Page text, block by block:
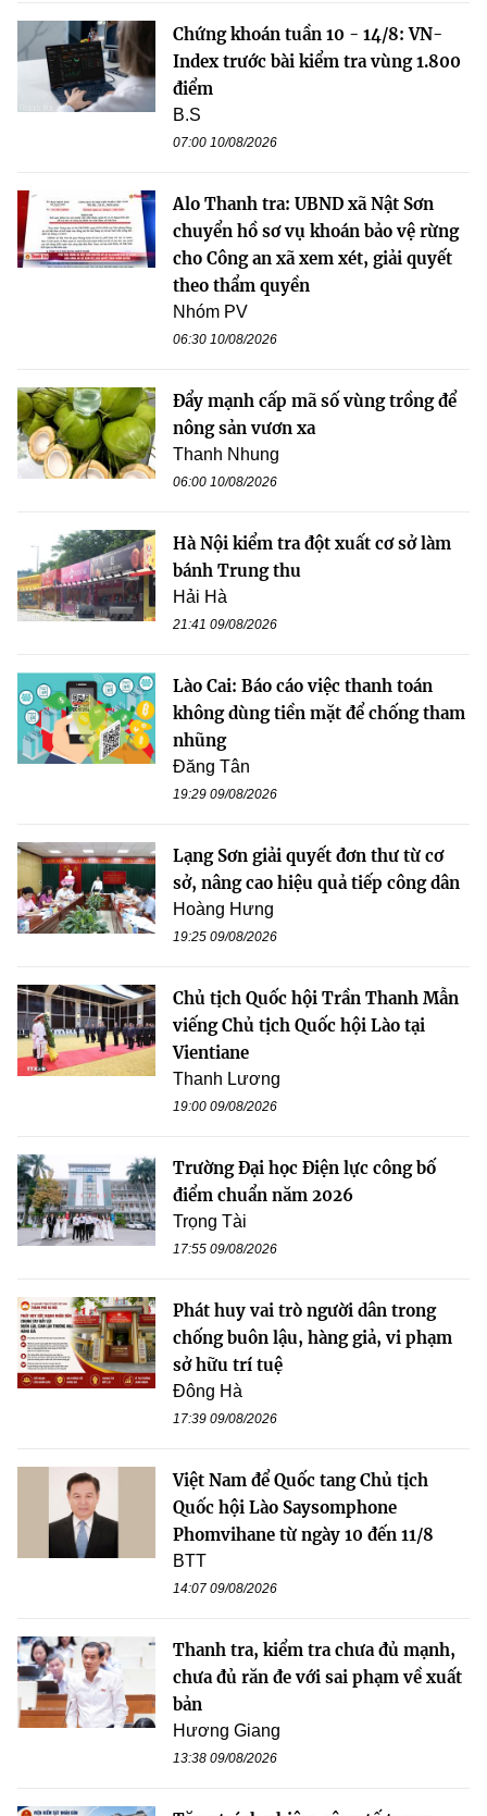
Chứng khoán tuần 10 - 14/8: VN-
Index trước bài kiểm tra vùng 1.800
điểm
B.S
07:00 10/08/2026
Alo Thanh tra: UBND xã Nật Sơn
chuyển hồ sơ vụ khoán bảo vệ rừng
cho Công an xã xem xét, giải quyết
theo thẩm quyền
Nhóm PV
06:30 10/08/2026
Đẩy mạnh cấp mã số vùng trồng để
nông sản vươn xa
Thanh Nhung
06:00 10/08/2026
Hà Nội kiểm tra đột xuất cơ sở làm
bánh Trung thu
Hải Hà
21:41 09/08/2026
Lào Cai: Báo cáo việc thanh toán
không dùng tiền mặt để chống tham
nhũng
Đăng Tân
19:29 09/08/2026
Lạng Sơn giải quyết đơn thư từ cơ
sở, nâng cao hiệu quả tiếp công dân
Hoàng Hưng
19:25 09/08/2026
Chủ tịch Quốc hội Trần Thanh Mẫn
viếng Chủ tịch Quốc hội Lào tại
Vientiane
Thanh Lương
19:00 09/08/2026
Trường Đại học Điện lực công bố
điểm chuẩn năm 2026
Trọng Tài
17:55 09/08/2026
Phát huy vai trò người dân trong
chống buôn lậu, hàng giả, vi phạm
sở hữu trí tuệ
Đông Hà
17:39 09/08/2026
Việt Nam để Quốc tang Chủ tịch
Quốc hội Lào Saysomphone
Phomvihane từ ngày 10 đến 11/8
BTT
14:07 09/08/2026
Thanh tra, kiểm tra chưa đủ mạnh,
chưa đủ răn đe với sai phạm về xuất
bản
Hương Giang
13:38 09/08/2026